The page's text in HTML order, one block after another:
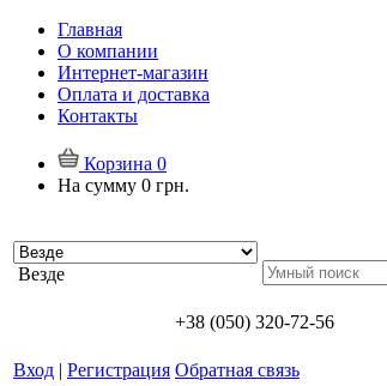
Главная
О компании
Интернет-магазин
Оплата и доставка
Контакты
Корзина 0
На сумму 0 грн.
Везде
+38 (050) 320-72-56
Вход | Регистрация Обратная связь